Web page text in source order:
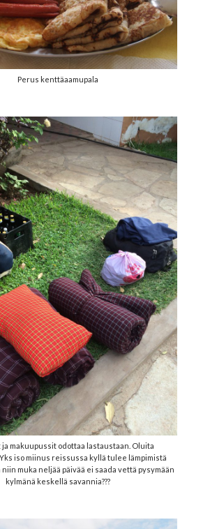
Perus kenttäaamupala
ja makuupussit odottaa lastaustaan. Oluita
iso miinus reissussa kyllä tulee lämpimistä
muka neljää päivää ei saada vettä pysymään
kylmänä keskellä savannia???